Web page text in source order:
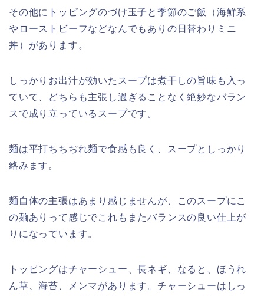
その他にトッピングのづけ玉子と季節のご飯（海鮮系
やローストビーフなどなんでもありの日替わりミニ
丼）があります。
しっかりお出汁が効いたスープは煮干しの旨味も入っ
ていて、どちらも主張し過ぎることなく絶妙なバラン
スで成り立っているスープです。
麺は平打ちちぢれ麺で食感も良く、スープとしっかり
絡みます。
麺自体の主張はあまり感じませんが、このスープにこ
の麺ありって感じでこれもまたバランスの良い仕上が
りになっています。
トッピングはチャーシュー、長ネギ、なると、ほうれ
ん草、海苔、メンマがあります。チャーシューはしっ